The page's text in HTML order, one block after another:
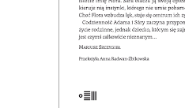
E-BOOK